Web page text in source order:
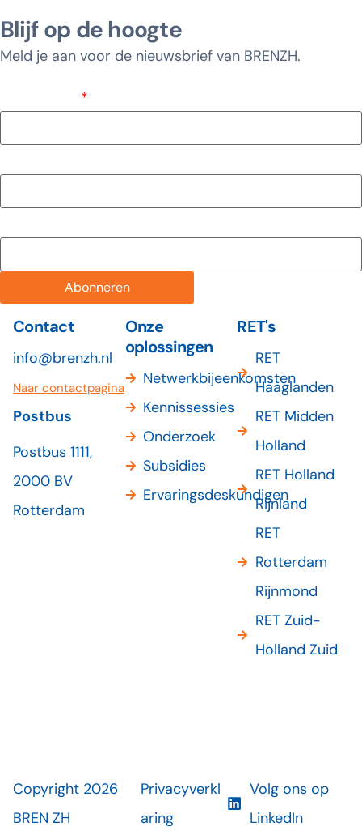
Blijf op de hoogte
Meld je aan voor de nieuwsbrief van BRENZH.
*
Abonneren
Contact
info@brenzh.nl
Naar contactpagina
Postbus
Postbus 1111,
2000 BV
Rotterdam
Onze
oplossingen
Netwerkbijeenkomsten
Kennissessies
Onderzoek
Subsidies
Ervaringsdeskundigen
RET's
RET
Haaglanden
RET Midden
Holland
RET Holland
Rijnland
RET
Rotterdam
Rijnmond
RET Zuid-
Holland Zuid
Copyright 2026
BREN ZH
Privacyverkl
aring
Volg ons op
LinkedIn